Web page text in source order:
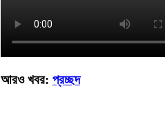
আরও খবর: প্রচ্ছদ